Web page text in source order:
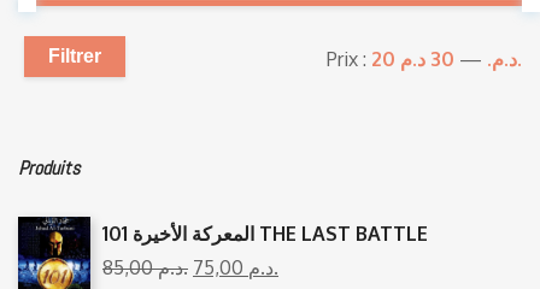
Filtrer Prix : 20 د.م. — 30 د.م.
Produits
المعركة الأخيرة 101 THE LAST BATTLE
85,00
د.م. 75,00 د.م.